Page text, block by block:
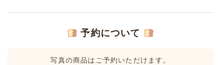
予約について
写真の商品はご予約いただけます。